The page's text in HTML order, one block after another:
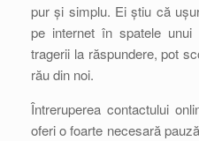
pur și simplu. Ei știu că
pe internet în spatele
tragerii la răspundere, pot
rău din noi.
Întreruperea contactului
oferi o foarte necesară